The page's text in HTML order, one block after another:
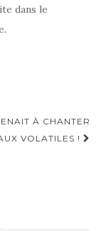
dans le
À CHANTER
VOLATILES !